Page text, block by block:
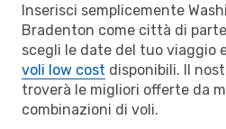
Inserisci semplicemente
Bradenton come città di
scegli le date del tuo viaggio
voli low cost disponibili. Il
troverà le migliori offerte da
combinazioni di voli.